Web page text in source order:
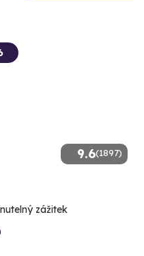
9.6(1897)
zážitek